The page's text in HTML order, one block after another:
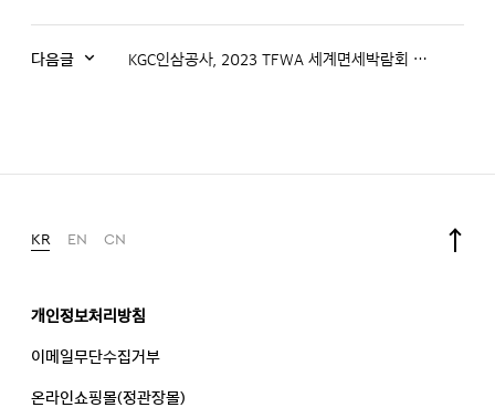
다음글 KGC인삼공사, 2023 TFWA 세계면세박람회 참가
KR EN CN
개인정보처리방침
이메일무단수집거부
온라인쇼핑몰(정관장몰)